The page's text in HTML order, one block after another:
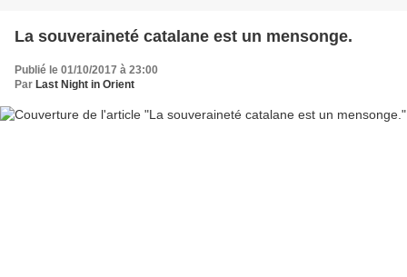
La souveraineté catalane est un mensonge.
Publié le 01/10/2017 à 23:00
Par Last Night in Orient